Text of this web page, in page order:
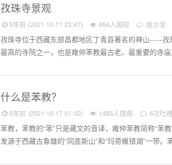
​孜珠寺景观
5年前 (2021-10-17 23:47) 654人围观 抢沙发
孜珠寺位于西藏东部昌都地区丁青县著名的神山-----
最高的寺院之一，也是雍仲苯教最古老、最重要的寺
什么是苯教？
5年前 (2021-10-17 01:02) 1485人围观 6次吐
苯教，苯教的“苯”只是藏文的音译，雍仲苯教简称“苯
发源于西藏古象雄的“冈底斯山”和“玛旁雍错湖”一带。